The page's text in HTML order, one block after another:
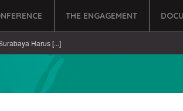
THE ENGAGEMENT
Harus [...]